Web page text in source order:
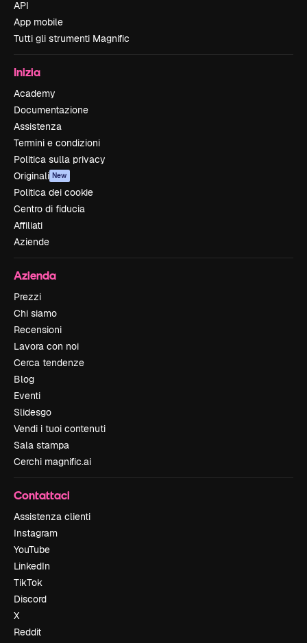
API
App mobile
Tutti gli strumenti Magnific
Inizia
Academy
Documentazione
Assistenza
Termini e condizioni
Politica sulla privacy
Originali New
Politica dei cookie
Centro di fiducia
Affiliati
Aziende
Azienda
Prezzi
Chi siamo
Recensioni
Lavora con noi
Cerca tendenze
Blog
Eventi
Slidesgo
Vendi i tuoi contenuti
Sala stampa
Cerchi magnific.ai
Contattaci
Assistenza clienti
Instagram
YouTube
LinkedIn
TikTok
Discord
X
Reddit